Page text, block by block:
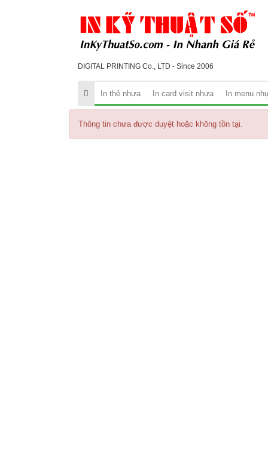
DIGITAL PRINTING Co., LTD - Since 2006
In thẻ nhựa In card visit nhựa In menu
Thông tin chưa được duyệt hoặc không tồn tại.